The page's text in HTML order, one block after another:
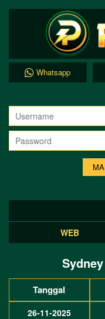
Whatsapp
WEB
Tanggal
26-11-2025